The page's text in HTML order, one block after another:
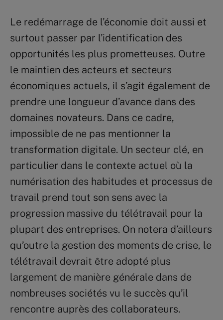
Le redémarrage de l’économie doit aussi et
surtout passer par l’identification des
opportunités les plus prometteuses. Outre
le maintien des acteurs et secteurs
économiques actuels, il s’agit également de
prendre une longueur d’avance dans des
domaines novateurs. Dans ce cadre,
impossible de ne pas mentionner la
transformation digitale. Un secteur clé, en
particulier dans le contexte actuel où la
numérisation des habitudes et processus de
travail prend tout son sens avec la
progression massive du télétravail pour la
plupart des entreprises. On notera d’ailleurs
qu’outre la gestion des moments de crise, le
télétravail devrait être adopté plus
largement de manière générale dans de
nombreuses sociétés vu le succès qu’il
rencontre auprès des collaborateurs.